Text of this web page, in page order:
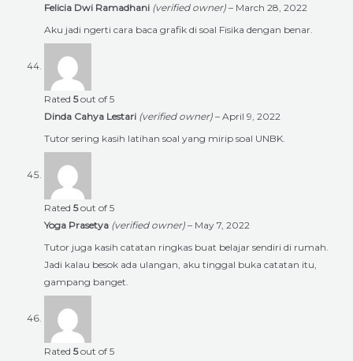
Felicia Dwi Ramadhani (verified owner) – March 28, 2022
Aku jadi ngerti cara baca grafik di soal Fisika dengan benar.
Rated 5out of 5
Dinda Cahya Lestari (verified owner) – April 9, 2022
Tutor sering kasih latihan soal yang mirip soal UNBK.
Rated 5out of 5
Yoga Prasetya (verified owner) – May 7, 2022
Tutor juga kasih catatan ringkas buat belajar sendiri di rumah.
Jadi kalau besok ada ulangan, aku tinggal buka catatan itu,
gampang banget.
Rated 5out of 5